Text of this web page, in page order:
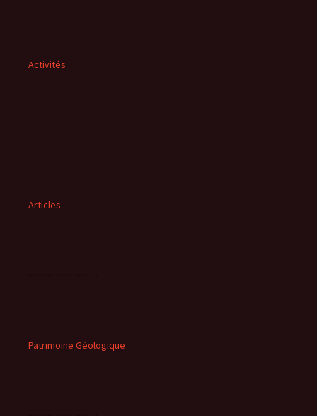
Activités
Articles
Patrimoine Géologique